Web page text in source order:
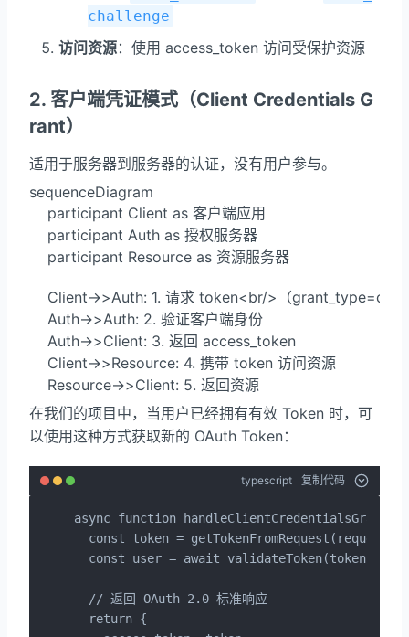
challenge
访问资源：使用 access_token 访问受保护资源
2. 客户端凭证模式（Client Credentials G
rant）
适用于服务器到服务器的认证，没有用户参与。
sequenceDiagram
    participant Client as 客户端应用
    participant Auth as 授权服务器
    participant Resource as 资源服务器
Client->>Auth: 1. 请求 token<br/>（
    Auth->>Auth: 2. 验证客户端身份
    Auth->>Client: 3. 返回 access_token
    Client->>Resource: 4. 携带 token 访问资源
    Resource->>Client: 5. 返回资源
在我们的项目中，当用户已经拥有有效 Token 时，可
以使用这种方式获取新的 OAuth Token：
typescript 复制代码
async function
const token =
  const user = await validateToken(token);
  // 返回 OAuth 2.0 标准响应
  return {